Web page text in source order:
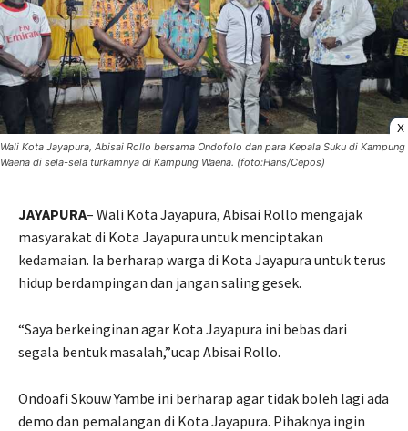
X
Wali Kota Jayapura, Abisai Rollo bersama Ondofolo dan para Kepala Suku di Kampung
Waena di sela-sela turkamnya di Kampung Waena. (foto:Hans/Cepos)
JAYAPURA– Wali Kota Jayapura, Abisai Rollo mengajak
masyarakat di Kota Jayapura untuk menciptakan
kedamaian. Ia berharap warga di Kota Jayapura untuk terus
hidup berdampingan dan jangan saling gesek.
“Saya berkeinginan agar Kota Jayapura ini bebas dari
segala bentuk masalah,”ucap Abisai Rollo.
Ondoafi Skouw Yambe ini berharap agar tidak boleh lagi ada
demo dan pemalangan di Kota Jayapura. Pihaknya ingin